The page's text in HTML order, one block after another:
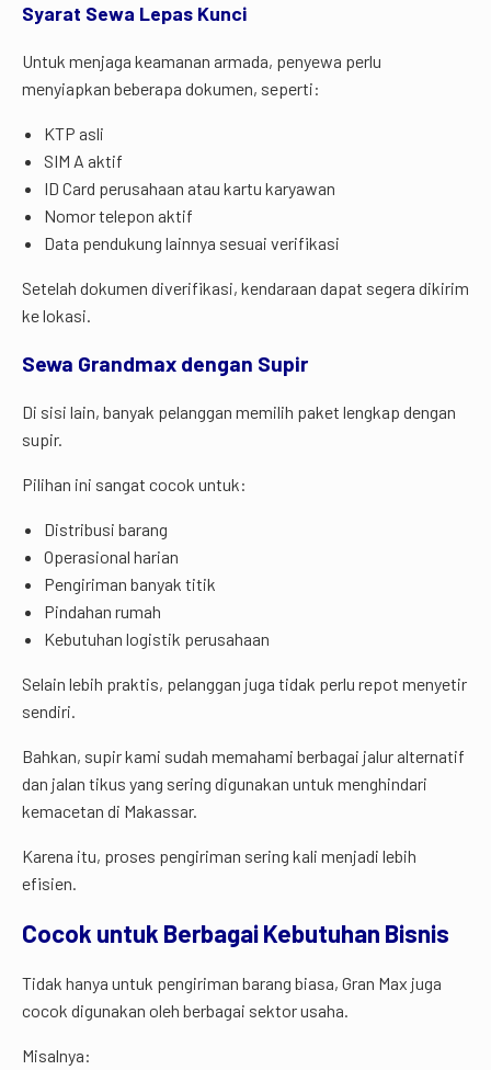
Syarat Sewa Lepas Kunci
Untuk menjaga keamanan armada, penyewa perlu
menyiapkan beberapa dokumen, seperti:
KTP asli
SIM A aktif
ID Card perusahaan atau kartu karyawan
Nomor telepon aktif
Data pendukung lainnya sesuai verifikasi
Setelah dokumen diverifikasi, kendaraan dapat segera dikirim
ke lokasi.
Sewa Grandmax dengan Supir
Di sisi lain, banyak pelanggan memilih paket lengkap dengan
supir.
Pilihan ini sangat cocok untuk:
Distribusi barang
Operasional harian
Pengiriman banyak titik
Pindahan rumah
Kebutuhan logistik perusahaan
Selain lebih praktis, pelanggan juga tidak perlu repot menyetir
sendiri.
Bahkan, supir kami sudah memahami berbagai jalur alternatif
dan jalan tikus yang sering digunakan untuk menghindari
kemacetan di Makassar.
Karena itu, proses pengiriman sering kali menjadi lebih
efisien.
Cocok untuk Berbagai Kebutuhan Bisnis
Tidak hanya untuk pengiriman barang biasa, Gran Max juga
cocok digunakan oleh berbagai sektor usaha.
Misalnya: